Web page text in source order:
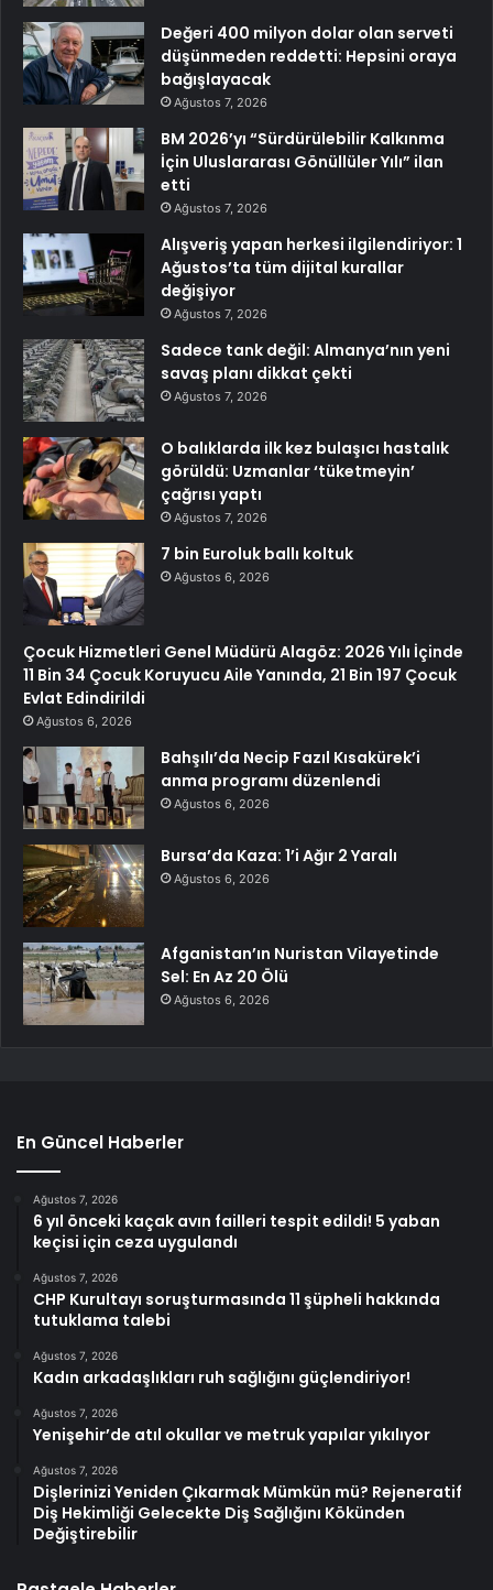
Değeri 400 milyon dolar olan serveti
düşünmeden reddetti: Hepsini oraya
bağışlayacak
Ağustos 7, 2026
BM 2026’yı “Sürdürülebilir Kalkınma
İçin Uluslararası Gönüllüler Yılı” ilan
etti
Ağustos 7, 2026
Alışveriş yapan herkesi ilgilendiriyor: 1
Ağustos’ta tüm dijital kurallar
değişiyor
Ağustos 7, 2026
Sadece tank değil: Almanya’nın yeni
savaş planı dikkat çekti
Ağustos 7, 2026
O balıklarda ilk kez bulaşıcı hastalık
görüldü: Uzmanlar ‘tüketmeyin’
çağrısı yaptı
Ağustos 7, 2026
7 bin Euroluk ballı koltuk
Ağustos 6, 2026
Çocuk Hizmetleri Genel Müdürü Alagöz: 2026 Yılı İçinde
11 Bin 34 Çocuk Koruyucu Aile Yanında, 21 Bin 197 Çocuk
Evlat Edindirildi
Ağustos 6, 2026
Bahşılı’da Necip Fazıl Kısakürek’i
anma programı düzenlendi
Ağustos 6, 2026
Bursa’da Kaza: 1’i Ağır 2 Yaralı
Ağustos 6, 2026
Afganistan’ın Nuristan Vilayetinde
Sel: En Az 20 Ölü
Ağustos 6, 2026
En Güncel Haberler
Ağustos 7, 2026
6 yıl önceki kaçak avın failleri tespit edildi! 5 yaban
keçisi için ceza uygulandı
Ağustos 7, 2026
CHP Kurultayı soruşturmasında 11 şüpheli hakkında
tutuklama talebi
Ağustos 7, 2026
Kadın arkadaşlıkları ruh sağlığını güçlendiriyor!
Ağustos 7, 2026
Yenişehir’de atıl okullar ve metruk yapılar yıkılıyor
Ağustos 7, 2026
Dişlerinizi Yeniden Çıkarmak Mümkün mü? Rejeneratif
Diş Hekimliği Gelecekte Diş Sağlığını Kökünden
Değiştirebilir